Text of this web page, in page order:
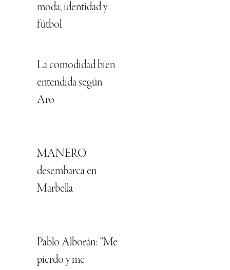
moda, identidad y
fútbol
La comodidad bien
entendida según
Aro
MANERO
desembarca en
Marbella
Pablo Alborán: “Me
pierdo y me